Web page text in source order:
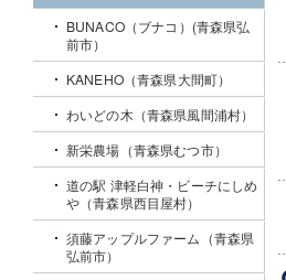
BUNACO（ブナコ）(青森県弘
前市）
KANEHO（青森県大間町）
わいどの木（青森県風間浦村）
新栄農場（青森県むつ市）
道の駅 津軽白神・ビーチにしめ
や（青森県西目屋村）
須藤アップルファーム（青森県
弘前市）